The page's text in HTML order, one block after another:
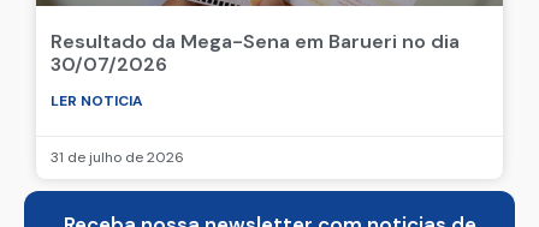
Resultado da Mega-Sena em Barueri no dia
30/07/2026
LER NOTICIA
31 de julho de 2026